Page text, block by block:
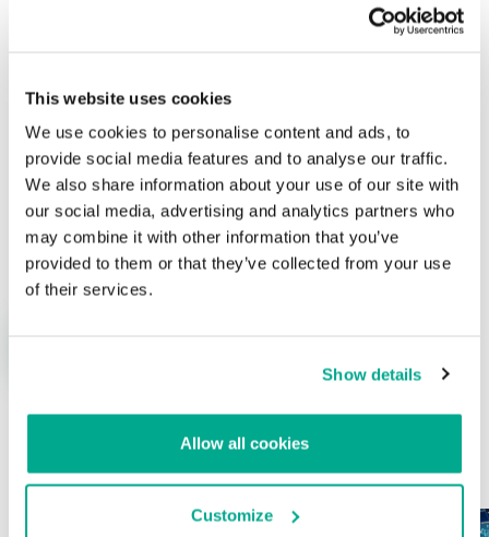
This website uses cookies
We use cookies to personalise content and ads, to
provide social media features and to analyse our traffic.
We also share information about your use of our site with
our social media, advertising and analytics partners who
may combine it with other information that you’ve
provided to them or that they’ve collected from your use
of their services.
Show details
Allow all cookies
Customize
Su dirección de correo electrónico no será publicada. Los
Correo electrónico
ÚLTIMAS PUBLICACIONES